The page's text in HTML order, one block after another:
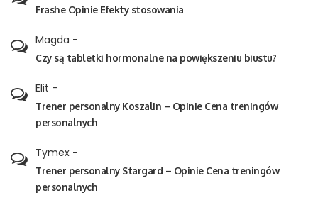
Frashe Opinie Efekty stosowania
Magda -
Czy są tabletki hormonalne na powiększeniu biustu?
Elit -
Trener personalny Koszalin – Opinie Cena treningów
personalnych
Tymex -
Trener personalny Stargard – Opinie Cena treningów
personalnych